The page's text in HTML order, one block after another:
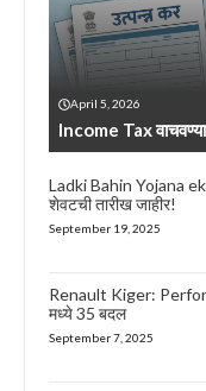
April 5, 2026
Income Tax
Ladki Bahin Yojana
शेवटची तारीख जाहीर!
September 19, 2025
Renault Kiger:
मध्ये 35 बदल
September 7, 2025